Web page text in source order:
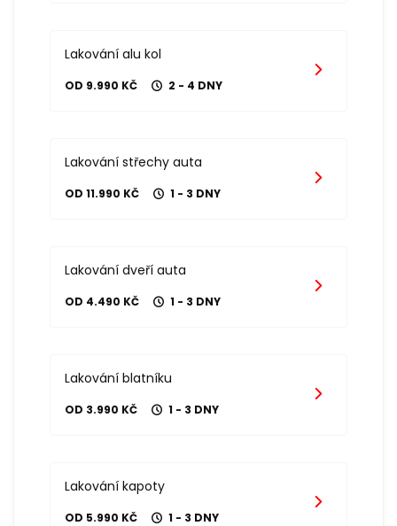
Lakování alu kol
OD 9.990 KČ 2 - 4 DNY
Lakování střechy auta
OD 11.990 KČ 1 - 3 DNY
Lakování dveří auta
OD 4.490 KČ 1 - 3 DNY
Lakování blatníku
OD 3.990 KČ 1 - 3 DNY
Lakování kapoty
OD 5.990 KČ 1 - 3 DNY